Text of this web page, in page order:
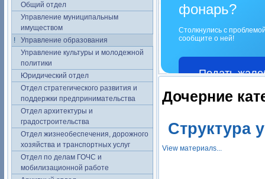
Общий отдел
Управление муниципальным
имуществом
Управление образования
Управление культуры и молодежной
политики
Юридический отдел
Отдел стратегического развития и
поддержки предпринимательства
Отдел архитектуры и
градостроительства
Отдел жизнеобеспечения, дорожного
хозяйства и транспортных услуг
Отдел по делам ГОЧС и
мобилизационной работе
фонарь?
Столкнулись с
сообщите о ней!
Подать
Дочерние
Структура
View материалs...